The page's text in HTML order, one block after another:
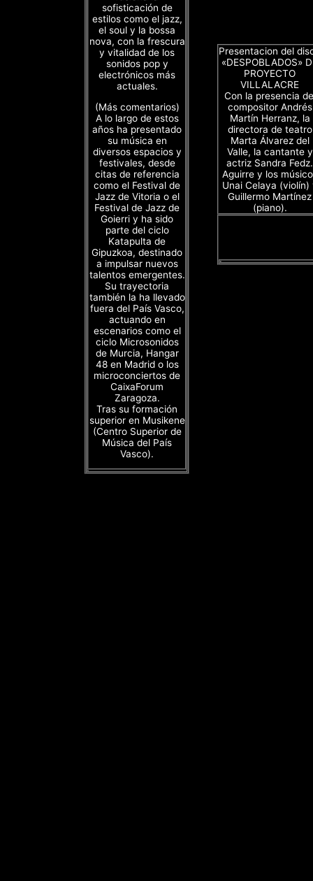
sofisticación de
estilos como el jazz,
el soul y la bossa
nova, con la frescura
y vitalidad de los
sonidos pop y
electrónicos más
actuales.
(Más comentarios)
A lo largo de estos
años ha presentado
su música en
diversos espacios y
festivales, desde
citas de referencia
como el Festival de
Jazz de Vitoria o el
Festival de Jazz de
Goierri y ha sido
parte del ciclo
Katapulta de
Gipuzkoa, destinado
a impulsar nuevos
talentos emergentes.
Su trayectoria
también la ha llevado
fuera del País Vasco,
actuando en
escenarios como el
ciclo Microsonidos
de Murcia, Hangar
48 en Madrid o los
microconciertos de
CaixaForum
Zaragoza.
Tras su formación
superior en Musikene
(Centro Superior de
Música del País
Vasco).
Presentacion del
«DESPOBLADOS»
PROYECTO
VILLALACRE
Con la presencia
compositor Andrés
Martín Herranz, la
directora de teatro
Marta Álvarez del
Valle, la cantante y
actriz Sandra Fedz.
Aguirre y los
Unai Celaya (violín)
Guillermo Martínez
(piano).